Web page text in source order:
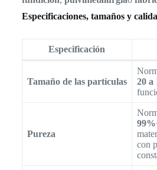
Especificaciones, tamaños y
Especificación
Tamaño de las partículas
20 a
Pureza
con